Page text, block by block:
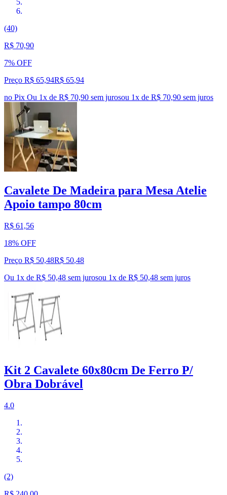
(40)
R$ 70,90
7% OFF
Preço R$ 65,94R$ 65,94
no Pix Ou 1x de R$ 70,90 sem jurosou 1x de R$ 70,90 sem juros
Cavalete De Madeira para Mesa Atelie
Apoio tampo 80cm
R$ 61,56
18% OFF
Preço R$ 50,48R$ 50,48
Ou 1x de R$ 50,48 sem jurosou 1x de R$ 50,48 sem juros
Kit 2 Cavalete 60x80cm De Ferro P/
Obra Dobrável
4.0
(2)